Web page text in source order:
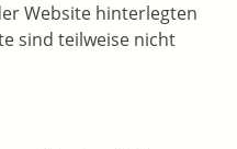
Website hinterlegten
sind teilweise nicht